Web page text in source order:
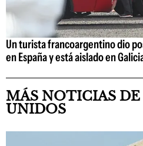
Un turista francoargentino dio
en España y está aislado en
MÁS NOTICIAS DE
UNIDOS